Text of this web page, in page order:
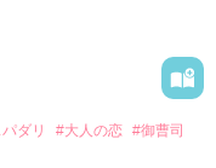
ダリ #大人の恋 #御曹司